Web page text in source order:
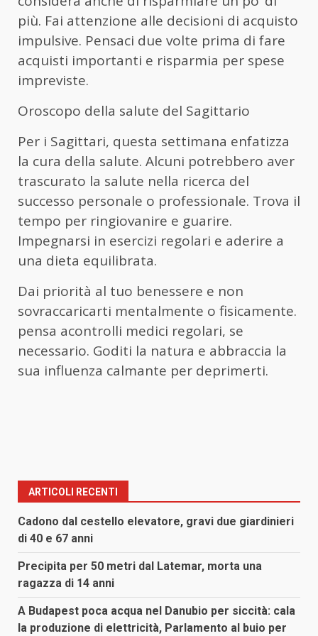
più. Fai attenzione alle decisioni di acquisto
impulsive. Pensaci due volte prima di fare
acquisti importanti e risparmia per spese
impreviste.
Oroscopo della salute del Sagittario
Per i Sagittari, questa settimana enfatizza
la cura della salute. Alcuni potrebbero aver
trascurato la salute nella ricerca del
successo personale o professionale. Trova il
tempo per ringiovanire e guarire.
Impegnarsi in esercizi regolari e aderire a
una dieta equilibrata.
Dai priorità al tuo benessere e non
sovraccaricarti mentalmente o fisicamente.
pensa acontrolli medici regolari, se
necessario. Goditi la natura e abbraccia la
sua influenza calmante per deprimerti.
ARTICOLI RECENTI
Cadono dal cestello elevatore, gravi due giardinieri
di 40 e 67 anni
Precipita per 50 metri dal Latemar, morta una
ragazza di 14 anni
A Budapest poca acqua nel Danubio per siccità: cala
la produzione di elettricità, Parlamento al buio per